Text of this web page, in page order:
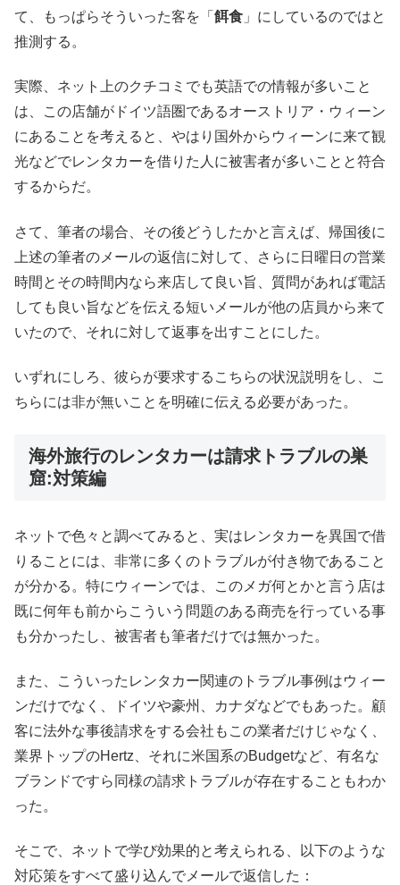
て、もっぱらそういった客を「 餌食 」にしているのではと
推測する。
実際、ネット上のクチコミでも英語での情報が多いこと
は、この店舗がドイツ語圏であるオーストリア・ウィーン
にあることを考えると、やはり国外からウィーンに来て観
光などでレンタカーを借りた人に被害者が多いことと符合
するからだ。
さて、筆者の場合、その後どうしたかと言えば、帰国後に
上述の筆者のメールの返信に対して、さらに日曜日の営業
時間とその時間内なら来店して良い旨、質問があれば電話
しても良い旨などを伝える短いメールが他の店員から来て
いたので、それに対して返事を出すことにした。
いずれにしろ、彼らが要求するこちらの状況説明をし、こ
ちらには非が無いことを明確に伝える必要があった。
海外旅行のレンタカーは請求トラブルの巣
窟:対策編
ネットで色々と調べてみると、実はレンタカーを異国で借
りることには、非常に多くのトラブルが付き物であること
が分かる。特にウィーンでは、このメガ何とかと言う店は
既に何年も前からこういう問題のある商売を行っている事
も分かったし、被害者も筆者だけでは無かった。
また、こういったレンタカー関連のトラブル事例はウィー
ンだけでなく、ドイツや豪州、カナダなどでもあった。顧
客に法外な事後請求をする会社もこの業者だけじゃなく、
業界トップのHertz、それに米国系のBudgetなど、有名な
ブランドですら同様の請求トラブルが存在することもわか
った。
そこで、ネットで学び効果的と考えられる、以下のような
対応策をすべて盛り込んでメールで返信した：